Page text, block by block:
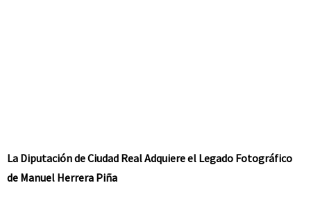
La Diputación de Ciudad Real Adquiere el Legado Fotográfico
de Manuel Herrera Piña